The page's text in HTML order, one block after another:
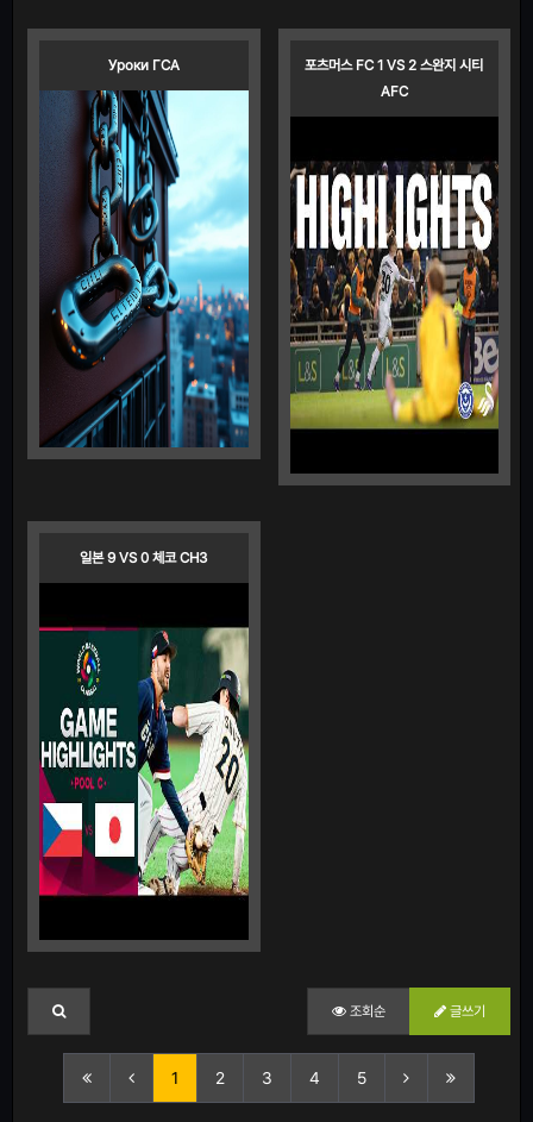
Уроки ГСА
포츠머스 FC 1 VS 2 스완지 시티
AFC
일본 9 VS 0 체코 CH3
조회순 글쓰기
1 2 3 4 5